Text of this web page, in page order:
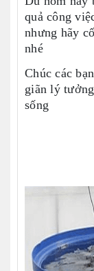
quả công
nhưng hãy
nhé
Chúc các
giãn lý
sống